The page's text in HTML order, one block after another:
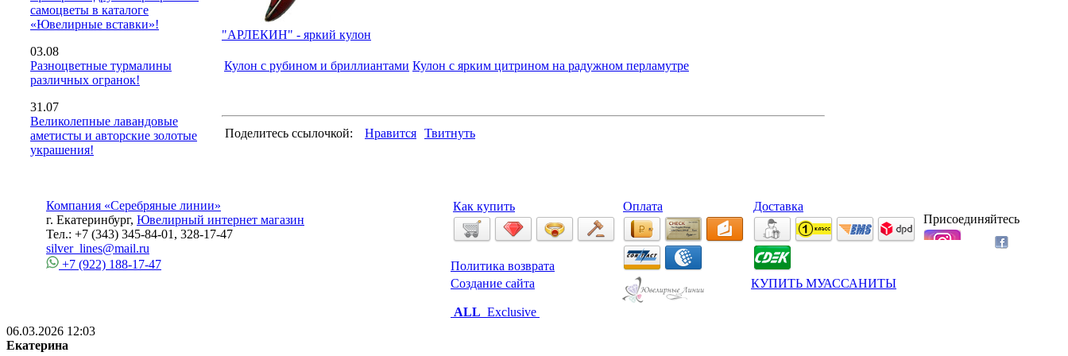
самоцветы в каталоге
«Ювелирные вставки»!
03.08
Разноцветные турмалины
различных огранок!
31.07
Великолепные лавандовые
аметисты и авторские золотые
украшения!
"АРЛЕКИН" - яркий кулон
Кулон с рубином и бриллиантами Кулон с ярким цитрином на радужном перламутре
Поделитесь ссылочкой: Нравится Твитнуть
Компания «Серебряные линии»
г. Екатеринбург, Ювелирный интернет магазин
Тел.: +7 (343) 345-84-01, 328-17-47
silver_lines@mail.ru
+7 (922) 188-17-47
Как купить
Политика возврата
Оплата
Доставка
Присоединяйтесь
Создание сайта
ALL Exclusive
КУПИТЬ МУАССАНИТЫ
06.03.2026 12:03
Екатерина